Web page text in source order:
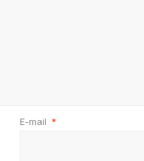
E-mail *